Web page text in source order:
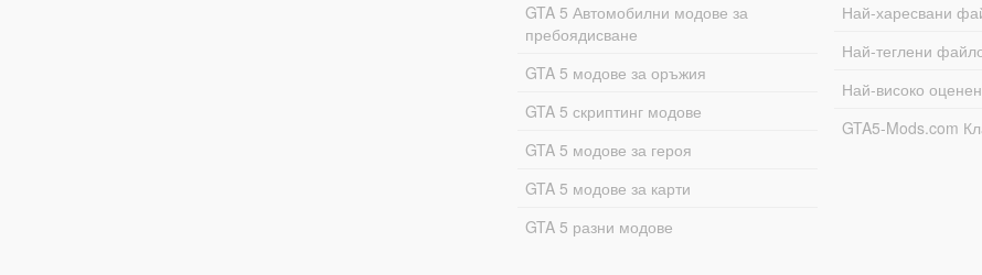
GTA 5 Автомобилни модове за
пребоядисване
GTA 5 модове за оръжия
GTA 5 скриптинг модове
GTA 5 модове за героя
GTA 5 модове за карти
GTA 5 разни модове
Най-харесвани
Най-теглени
Най-високо
GTA5-Mods.com